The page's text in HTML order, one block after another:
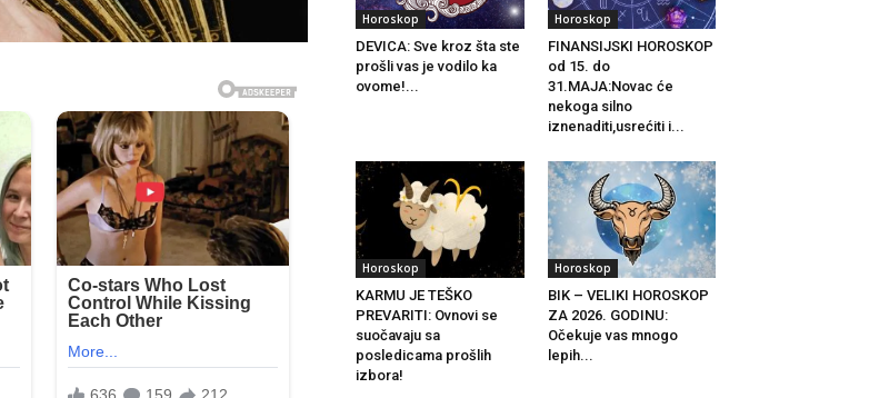
Horoskop
DEVICA: Sve kroz šta ste
prošli vas je vodilo ka
ovome!...
Horoskop
FINANSIJSKI HOROSKOP
od 15. do
31.MAJA:Novac će
nekoga silno
iznenaditi,usrećiti i...
Horoskop
KARMU JE TEŠKO
PREVARITI: Ovnovi se
suočavaju sa
posledicama prošlih
izbora!
Horoskop
BIK – VELIKI HOROSKOP
ZA 2026. GODINU:
Očekuje vas mnogo
lepih...